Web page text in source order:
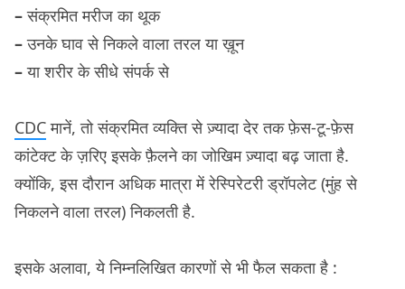
–संक्रमित मरीज का थूक
–उनके घाव से निकले वाला तरल या ख़ून
–या शरीर के सीधे संपर्क से
CDCमानें, तो संक्रमित व्यक्ति से ज़्यादा देर तक फ़ेस-टू-फ़ेस
कांटेक्ट के ज़रिए इसके फ़ैलने का जोखिम ज़्यादा बढ़ जाता है.
क्योंकि, इस दौरान अधिक मात्रा में रेस्पिरेटरी ड्रॉपलेट (मुंह से
निकलने वाला तरल) निकलती है.
इसके अलावा, ये निम्नलिखित कारणों से भी फैल सकता है :